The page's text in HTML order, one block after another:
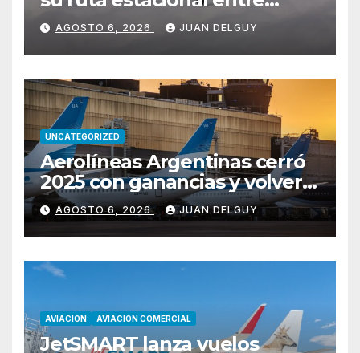
Miami y Montevideo con
vuelos diarios
AGOSTO 6, 2026 JUAN DELGUY
UNCATEGORIZED
Aerolíneas Argentinas cerró
2025 con ganancias y volverá
a pagar impuesto a las
ganancias
AGOSTO 6, 2026 JUAN DELGUY
AVIACION AVIACION COMERCIAL
JetSMART lanza vuelos